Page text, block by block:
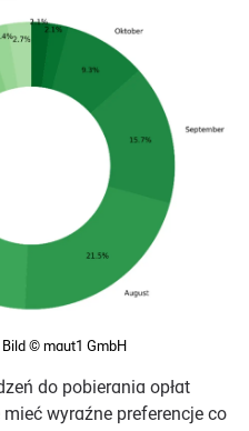
© maut1 GmbH
do pobierania opłat
wyraźne preferencje co